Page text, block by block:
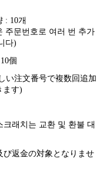
: 10개
주문번호로 여러 번 추가
다)
個
い注文番号で複数回追加
ます)
래치는 교환 및 환불 대
返金の対象となりませ